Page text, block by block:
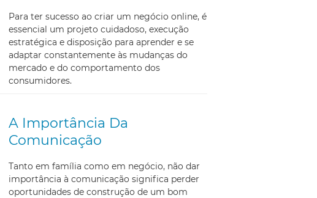
Para ter sucesso ao criar um negócio online, é
essencial um projeto cuidadoso, execução
estratégica e disposição para aprender e se
adaptar constantemente às mudanças do
mercado e do comportamento dos
consumidores.
A Importância Da
Comunicação
Tanto em família como em negócio, não dar
importância à comunicação significa perder
oportunidades de construção de um bom